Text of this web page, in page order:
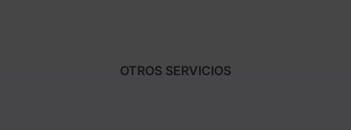
OTROS SERVICIOS